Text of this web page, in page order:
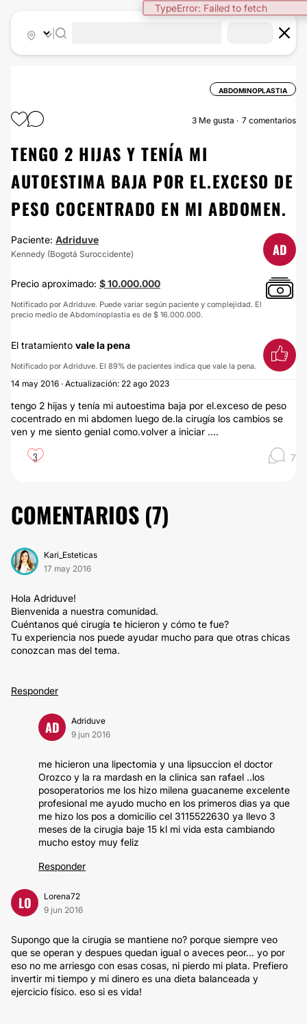
TypeError: Failed to fetch
ABDOMINOPLASTIA
3 Me gusta 7 comentarios
TENGO 2 HIJAS Y TENÍA MI
AUTOESTIMA BAJA POR EL.EXCESO DE
PESO COCENTRADO EN MI ABDOMEN.
Paciente: Adriduve
Kennedy (Bogotá Suroccidente) AD
Precio aproximado: $ 10.000.000
Notificado por Adriduve. Puede variar según paciente y complejidad. El
precio medio de Abdominoplastia es de $ 16.000.000.
El tratamiento vale la pena
Notificado por Adriduve. El 89% de pacientes indica que vale la pena.
14 may 2016 · Actualización: 22 ago 2023
tengo 2 hijas y tenía mi autoestima baja por el.exceso de peso
cocentrado en mi abdomen luego de.la cirugía los cambios se
ven y me siento genial como.volver a iniciar ....
3 7
COMENTARIOS (7)
Kari_Esteticas
17 may 2016
Hola Adriduve!
Bienvenida a nuestra comunidad.
Cuéntanos qué cirugía te hicieron y cómo te fue?
Tu experiencia nos puede ayudar mucho para que otras chicas
conozcan mas del tema.
Responder
AD
Adriduve
9 jun 2016
me hicieron una lipectomia y una lipsuccion el doctor
Orozco y la ra mardash en la clinica san rafael ..los
posoperatorios me los hizo milena guacaneme excelente
profesional me ayudo mucho en los primeros dias ya que
me hizo los pos a domicilio cel 3115522630 ya llevo 3
meses de la cirugia baje 15 kl mi vida esta cambiando
mucho estoy muy feliz
Responder
LO
Lorena72
9 jun 2016
Supongo que la cirugia se mantiene no? porque siempre veo
que se operan y despues quedan igual o aveces peor... yo por
eso no me arriesgo con esas cosas, ni pierdo mi plata. Prefiero
invertir mi tiempo y mi dinero es una dieta balanceada y
ejercicio físico. eso si es vida!